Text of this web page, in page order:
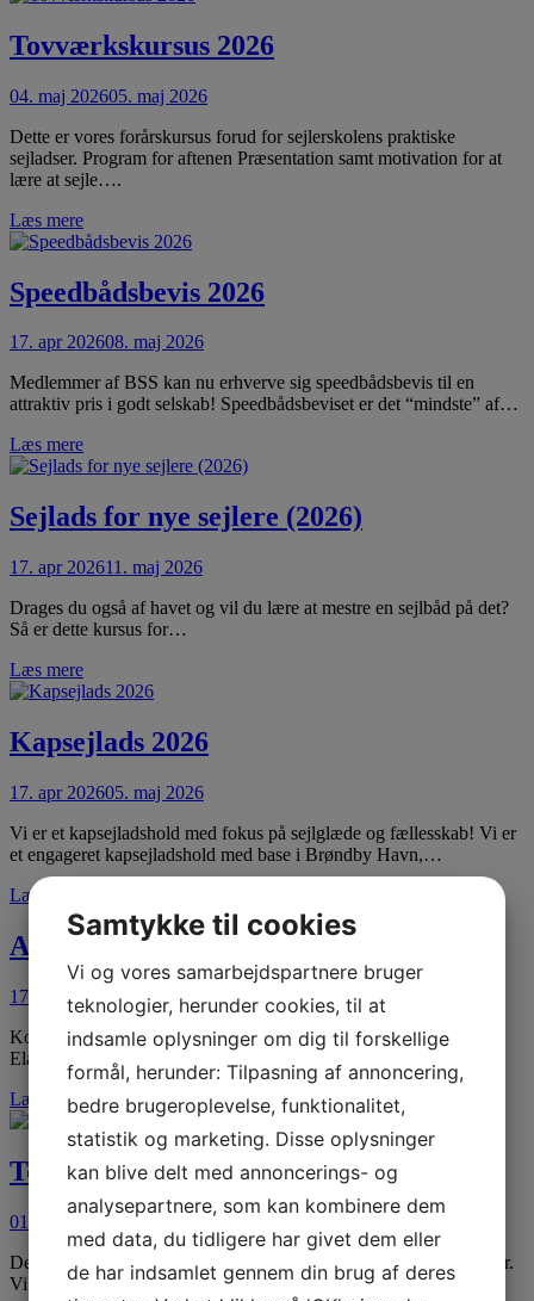
Tovværkskursus 2026
04. maj 202605. maj 2026
Dette er vores forårskursus forud for sejlerskolens praktiske
sejladser. Program for aftenen Præsentation samt motivation for at
lære at sejle….
Læs mere
Speedbådsbevis 2026
17. apr 202608. maj 2026
Medlemmer af BSS kan nu erhverve sig speedbådsbevis til en
attraktiv pris i godt selskab! Speedbådsbeviset er det “mindste” af…
Læs mere
Sejlads for nye sejlere (2026)
17. apr 202611. maj 2026
Drages du også af havet og vil du lære at mestre en sejlbåd på det?
Så er dette kursus for…
Læs mere
Kapsejlads 2026
17. apr 202605. maj 2026
Vi er et kapsejladshold med fokus på sejlglæde og fællesskab! Vi er
et engageret kapsejladshold med base i Brøndby Havn,…
Læs mere
Adventuresejlads 2026
17. apr 2026
10. maj 2026
Kom og deltag på vores adventurehold, hvor vi mødes og sejler
Elan 331, Match 28 eller sommetider 806. Formålet med…
Læs mere
Tovværkskursus 2025
01. nov 2024 23. apr 2026
Dette er vores forårskursus forud for sejlskolens praktiske sejladser.
Vi starter med en præsentation af hinanden, hvorfor er vi her….
Samtykke til cookies
Vi og vores samarbejdspartnere bruger
teknologier, herunder cookies, til at
indsamle oplysninger om dig til forskellige
formål, herunder: Tilpasning af annoncering,
bedre brugeroplevelse, funktionalitet,
statistik og marketing. Disse oplysninger
kan blive delt med annoncerings- og
analysepartnere, som kan kombinere dem
med data, du tidligere har givet dem eller
de har indsamlet gennem din brug af deres